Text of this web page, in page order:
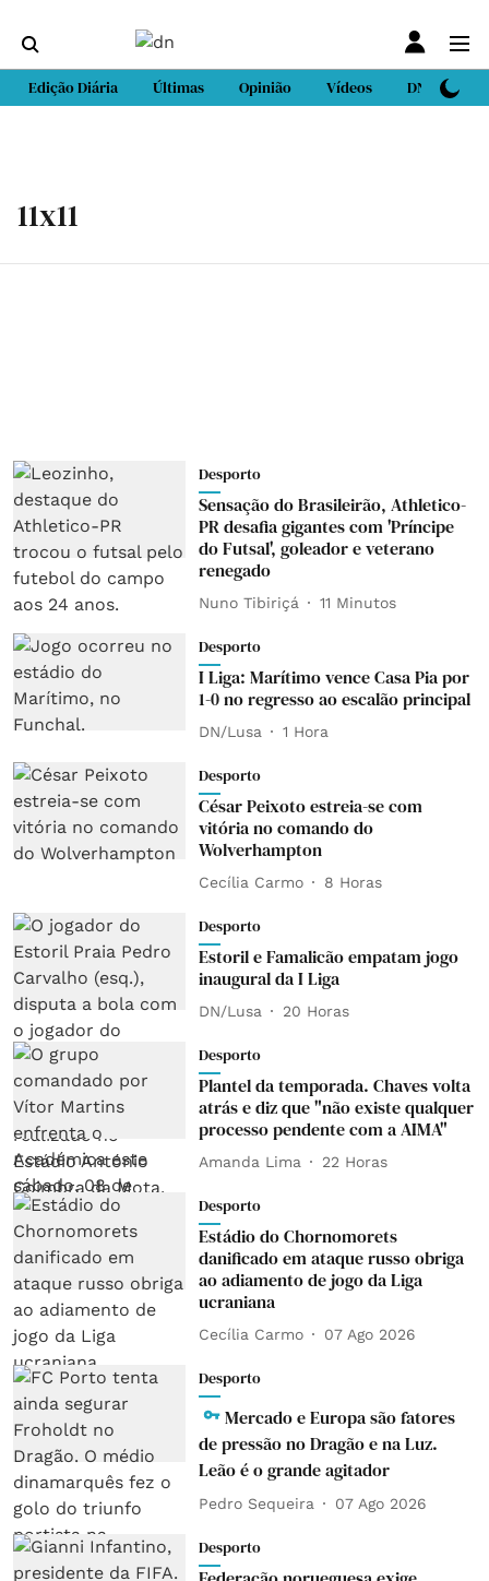
Edição Diária Últimas Opinião Vídeos DN Sport
11x11
Desporto
Sensação do Brasileirão, Athletico-
PR desafia gigantes com 'Príncipe
do Futsal', goleador e veterano
renegado
Nuno Tibiriçá 11 Minutos
Desporto
I Liga: Marítimo vence Casa Pia por
1-0 no regresso ao escalão principal
DN/Lusa 1 Hora
Desporto
César Peixoto estreia-se com
vitória no comando do
Wolverhampton
Cecília Carmo 8 Horas
Desporto
Estoril e Famalicão empatam jogo
inaugural da I Liga
DN/Lusa 20 Horas
Desporto
Plantel da temporada. Chaves volta
atrás e diz que "não existe qualquer
processo pendente com a AIMA"
Amanda Lima 22 Horas
Desporto
Estádio do Chornomorets
danificado em ataque russo obriga
ao adiamento de jogo da Liga
ucraniana
Cecília Carmo 07 Ago 2026
Desporto
Mercado e Europa são fatores
de pressão no Dragão e na Luz.
Leão é o grande agitador
Pedro Sequeira 07 Ago 2026
Desporto